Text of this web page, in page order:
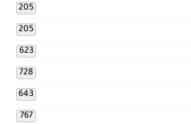
205
205
623
728
643
767